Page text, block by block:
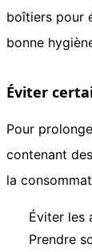
boîtiers pour
bonne
Éviter
Pour
contenant
la
Éviter les
Prendre